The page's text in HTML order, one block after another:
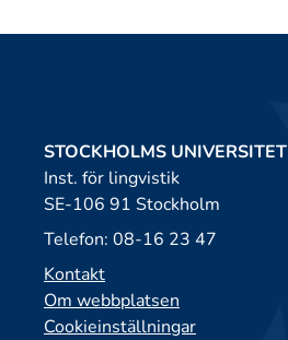
STOCKHOLMS UNIVERSITET
Inst. för lingvistik
SE-106 91 Stockholm
Telefon: 08-16 23 47
Kontakt
Om webbplatsen
Cookieinställningar